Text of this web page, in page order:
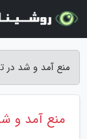
منع آمد و شد در
منع آمد و